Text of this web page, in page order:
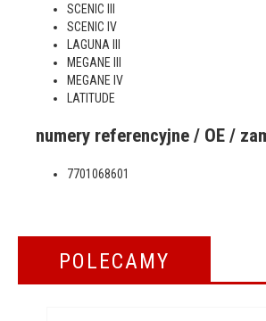
SCENIC III
SCENIC IV
LAGUNA III
MEGANE III
MEGANE IV
LATITUDE
numery referencyjne / OE /
7701068601
POLECAMY